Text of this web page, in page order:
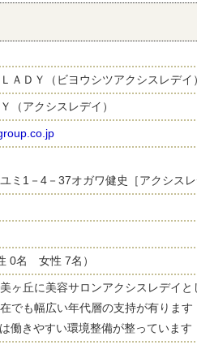
ＡＤＹ（ビヨウシツアクシスレデイ）
（アクシスレデイ）
ミ1－4－37オガワ健史［アクシスレ
0名 女性 7名）
ヶ丘に美容サロンアクシスレデイと
でも幅広い年代層の支持が有ります
働きやすい環境整備が整っています